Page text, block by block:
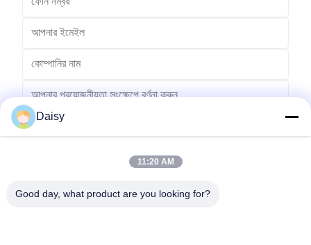
Daisy
11:20 AM
Good day, what product are you looking for?